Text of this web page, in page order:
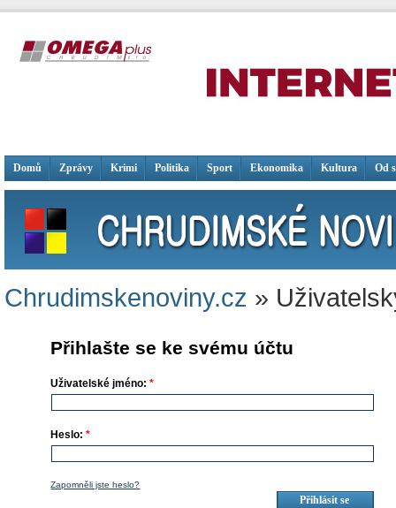
Domů Zprávy Krimi Politika Sport Ekonomika Kultura Od
Chrudimskenoviny.cz »
Přihlašte se ke svému účtu
Uživatelské jméno:*
Heslo:*
Zapomněli jste heslo?